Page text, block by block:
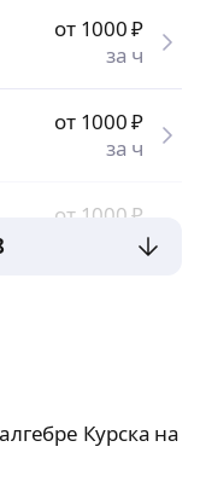
от 1000₽
за ч
от 1000₽
за ч
от 1000₽
за ч
Курска на